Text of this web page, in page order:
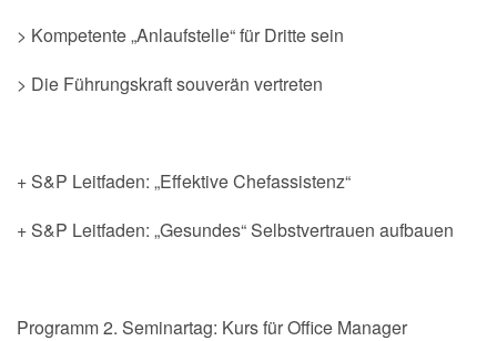
> Kompetente „Anlaufstelle“ für Dritte sein
> Die Führungskraft souverän vertreten
+ S&P Leitfaden: „Effektive Chefassistenz“
+ S&P Leitfaden: „Gesundes“ Selbstvertrauen aufbauen
Programm 2. Seminartag: Kurs für Office Manager